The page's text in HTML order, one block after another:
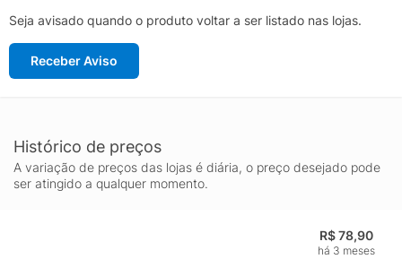
Seja avisado quando o produto voltar a ser listado nas lojas.
Receber Aviso
Histórico de preços
A variação de preços das lojas é diária, o preço desejado pode
ser atingido a qualquer momento.
R$ 78,90
há 3 meses